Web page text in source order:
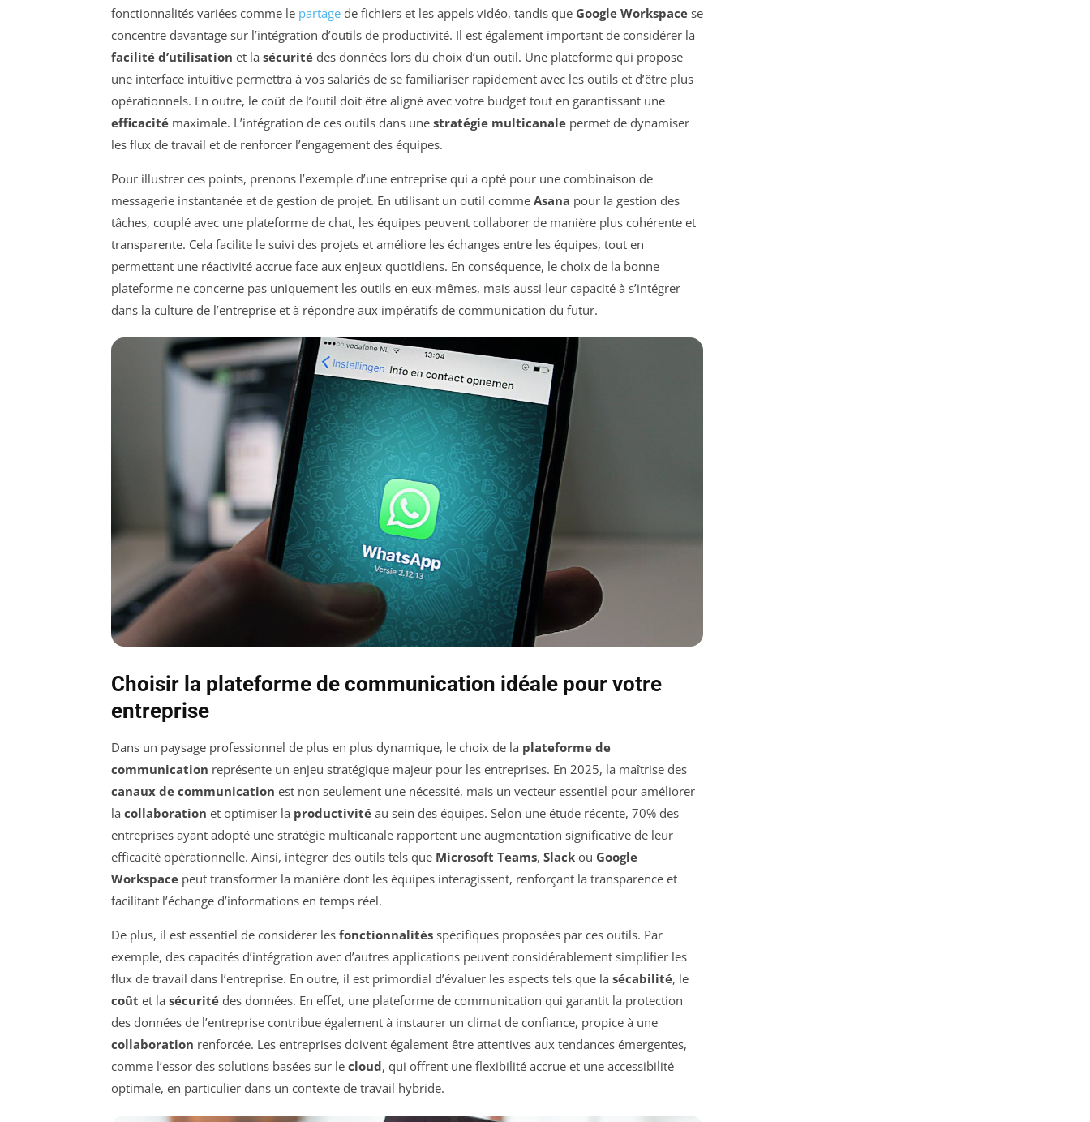
fonctionnalités variées comme le partage de fichiers et les appels vidéo, tandis que Google Workspace se
concentre davantage sur l’intégration d’outils de productivité. Il est également important de considérer la
facilité d’utilisation et la sécurité des données lors du choix d’un outil. Une plateforme qui propose
une interface intuitive permettra à vos salariés de se familiariser rapidement avec les outils et d’être plus
opérationnels. En outre, le coût de l’outil doit être aligné avec votre budget tout en garantissant une
efficacité maximale. L’intégration de ces outils dans une stratégie multicanale permet de dynamiser
les flux de travail et de renforcer l’engagement des équipes.
Pour illustrer ces points, prenons l’exemple d’une entreprise qui a opté pour une combinaison de
messagerie instantanée et de gestion de projet. En utilisant un outil comme Asana pour la gestion des
tâches, couplé avec une plateforme de chat, les équipes peuvent collaborer de manière plus cohérente et
transparente. Cela facilite le suivi des projets et améliore les échanges entre les équipes, tout en
permettant une réactivité accrue face aux enjeux quotidiens. En conséquence, le choix de la bonne
plateforme ne concerne pas uniquement les outils en eux-mêmes, mais aussi leur capacité à s’intégrer
dans la culture de l’entreprise et à répondre aux impératifs de communication du futur.
Choisir la plateforme de communication idéale pour votre
entreprise
Dans un paysage professionnel de plus en plus dynamique, le choix de la plateforme de
communication représente un enjeu stratégique majeur pour les entreprises. En 2025, la maîtrise des
canaux de communication est non seulement une nécessité, mais un vecteur essentiel pour améliorer
la collaboration et optimiser la productivité au sein des équipes. Selon une étude récente, 70% des
entreprises ayant adopté une stratégie multicanale rapportent une augmentation significative de leur
efficacité opérationnelle. Ainsi, intégrer des outils tels que Microsoft Teams, Slack ou Google
Workspace peut transformer la manière dont les équipes interagissent, renforçant la transparence et
facilitant l’échange d’informations en temps réel.
De plus, il est essentiel de considérer les fonctionnalités spécifiques proposées par ces outils. Par
exemple, des capacités d’intégration avec d’autres applications peuvent considérablement simplifier les
flux de travail dans l’entreprise. En outre, il est primordial d’évaluer les aspects tels que la sécabilité, le
coût et la sécurité des données. En effet, une plateforme de communication qui garantit la protection
des données de l’entreprise contribue également à instaurer un climat de confiance, propice à une
collaboration renforcée. Les entreprises doivent également être attentives aux tendances émergentes,
comme l’essor des solutions basées sur le cloud, qui offrent une flexibilité accrue et une accessibilité
optimale, en particulier dans un contexte de travail hybride.